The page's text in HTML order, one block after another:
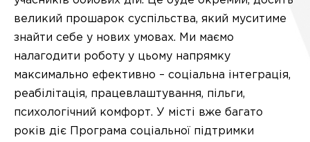
великий прошарок суспільства, який муситиме
знайти себе у нових умовах. Ми маємо
налагодити роботу у цьому напрямку
максимально ефективно – соціальна інтеграція,
реабілітація, працевлаштування, пільги,
психологічний комфорт. У місті вже багато
років діє Програма соціальної підтримки